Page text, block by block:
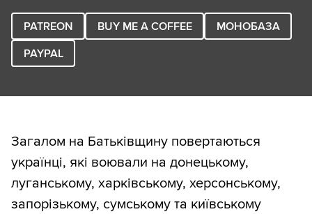
PATREON BUY ME A COFFEE
МОНОБАЗА
PAYPAL
Загалом на Батьківщину повертаються
українці, які воювали на донецькому,
луганському, харківському, херсонському,
запорізькому, сумському та київському